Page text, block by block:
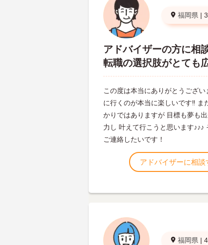
福岡県 |
アドバイザーの方に相
転職の選択肢がとても
この度は本当にありがとうござ
に行くのが本当に楽しいです‼︎ ま
かりではありますが 目標も夢も
力し 叶えて行こうと思います♪♪♪
ご連絡したいです！
アドバイザーに相談
福岡県 |